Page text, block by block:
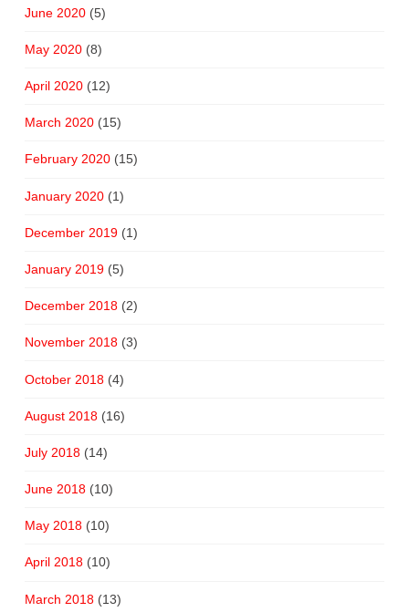
June 2020(5)
May 2020(8)
April 2020(12)
March 2020(15)
February 2020(15)
January 2020(1)
December 2019(1)
January 2019(5)
December 2018(2)
November 2018(3)
October 2018(4)
August 2018(16)
July 2018(14)
June 2018(10)
May 2018(10)
April 2018(10)
March 2018(13)